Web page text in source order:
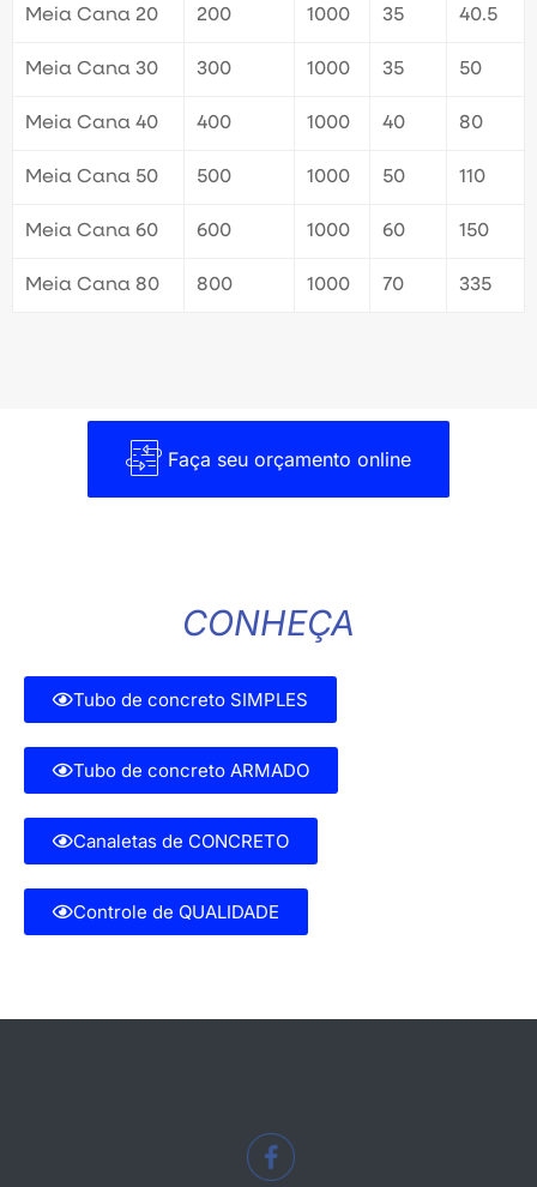
Meia Cana 20 200 1000 35 40.5
Meia Cana 30 300 1000 35 50
Meia Cana 40 400 1000 40 80
Meia Cana 50 500 1000 50 110
Meia Cana 60 600 1000 60 150
Meia Cana 80 800 1000 70 335
Faça seu orçamento online
CONHEÇA
Tubo de concreto SIMPLES
Tubo de concreto ARMADO
Canaletas de CONCRETO
Controle de QUALIDADE